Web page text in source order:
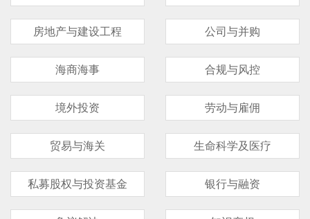
房地产与建设工程 公司与并购
海商海事 合规与风控
境外投资 劳动与雇佣
贸易与海关 生命科学及医疗
私募股权与投资基金 银行与融资